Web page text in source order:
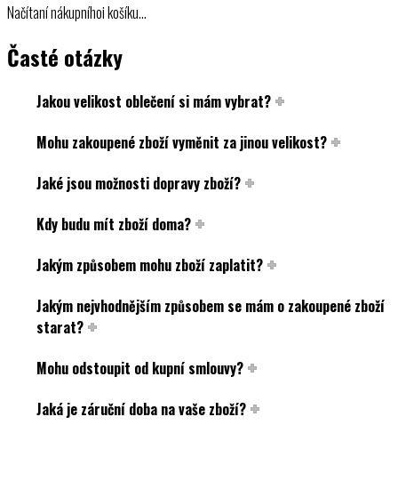
Načítaní nákupníhoi košíku…
Časté otázky
Jakou velikost oblečení si mám vybrat?
Mohu zakoupené zboží vyměnit za jinou velikost?
Jaké jsou možnosti dopravy zboží?
Kdy budu mít zboží doma?
Jakým způsobem mohu zboží zaplatit?
Jakým nejvhodnějším způsobem se mám o zakoupené zboží
starat?
Mohu odstoupit od kupní smlouvy?
Jaká je záruční doba na vaše zboží?